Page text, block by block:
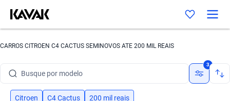
CARROS CITROEN C4 CACTUS SEMINOVOS ATE 200 MIL REAIS
Busque por modelo
Busque por versão
3
Citroen C4 Cactus 200 mil reais